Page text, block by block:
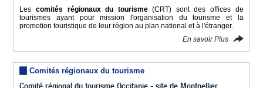
Les comités régionaux du tourisme(CRT) sont des offices de
tourismes ayant pour mission l'organisation du tourisme et la
promotion touristique de leur région au plan national et à l'étranger.
En savoir Plus
Comités régionaux du tourisme